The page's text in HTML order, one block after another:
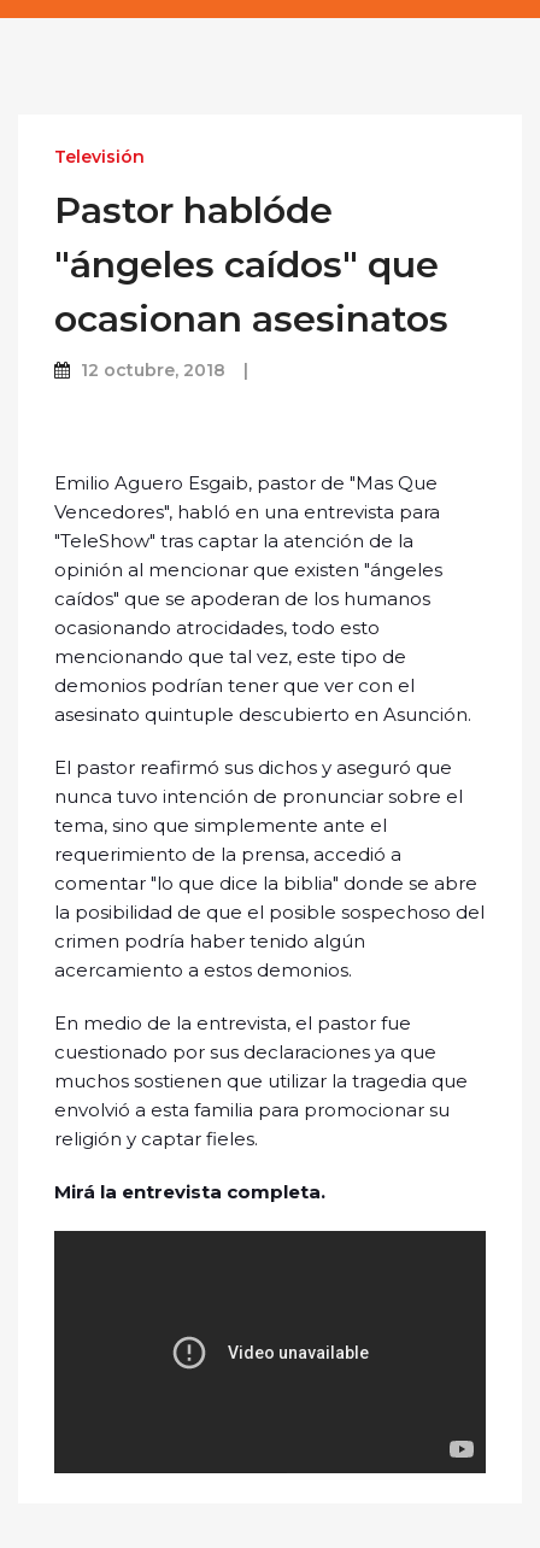
Televisión
Pastor hablóde
"ángeles caídos" que
ocasionan asesinatos
12 octubre, 2018
Emilio Aguero Esgaib, pastor de "Mas Que
Vencedores", habló en una entrevista para
"TeleShow" tras captar la atención de la
opinión al mencionar que existen "ángeles
caídos" que se apoderan de los humanos
ocasionando atrocidades, todo esto
mencionando que tal vez, este tipo de
demonios podrían tener que ver con el
asesinato quintuple descubierto en Asunción.
El pastor reafirmó sus dichos y aseguró que
nunca tuvo intención de pronunciar sobre el
tema, sino que simplemente ante el
requerimiento de la prensa, accedió a
comentar "lo que dice la biblia" donde se abre
la posibilidad de que el posible sospechoso del
crimen podría haber tenido algún
acercamiento a estos demonios.
En medio de la entrevista, el pastor fue
cuestionado por sus declaraciones ya que
muchos sostienen que utilizar la tragedia que
envolvió a esta familia para promocionar su
religión y captar fieles.
Mirá la entrevista completa.